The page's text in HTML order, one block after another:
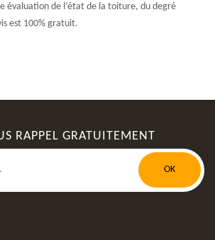
évaluation de l’état de la toiture, du degré
est 100% gratuit.
RAPPEL GRATUITEMENT